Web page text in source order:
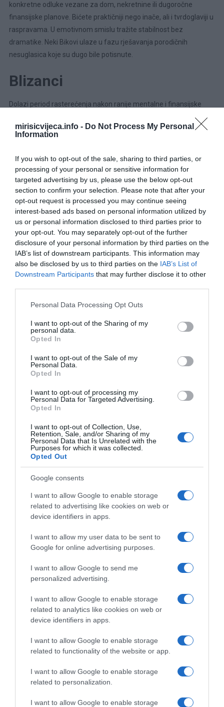
mirisicvijeca.info - Do Not Process My Personal
Information
If you wish to opt-out of the sale, sharing to third parties, or
processing of your personal or sensitive information for
targeted advertising by us, please use the below opt-out
section to confirm your selection. Please note that after your
opt-out request is processed you may continue seeing
interest-based ads based on personal information utilized by
us or personal information disclosed to third parties prior to
your opt-out. You may separately opt-out of the further
disclosure of your personal information by third parties on the
IAB’s list of downstream participants. This information may
also be disclosed by us to third parties on the IAB’s List of
Downstream Participants that may further disclose it to other
Please note that this website/app uses one or more Google
not limited to your visit or usage behaviour. You may click to
grant or deny consent to Google and its third-party tags to
use your data for below specified purposes in below Google
consent section.
Personal Data Processing Opt Outs
I want to opt-out of the Sharing of my
personal data.
Opted In
I want to opt-out of the Sale of my
Personal Data.
Opted In
I want to opt-out of processing my
Personal Data for Targeted Advertising.
Opted In
I want to opt-out of Collection, Use,
Retention, Sale, and/or Sharing of my
Personal Data that Is Unrelated with the
Purposes for which it was collected.
Opted Out
Google consents
I want to allow Google to enable storage
related to advertising like cookies on web or
device identifiers in apps.
I want to allow my user data to be sent to
Google for online advertising purposes.
I want to allow Google to send me
personalized advertising.
I want to allow Google to enable storage
related to analytics like cookies on web or
device identifiers in apps.
I want to allow Google to enable storage
related to functionality of the website or app.
I want to allow Google to enable storage
related to personalization.
I want to allow Google to enable storage
konkretne odluke vezane za dom, nekretnine ili dugoročne
finansijske planove. Bićete praktičniji nego inače, ali i tvrdoglaviji u
raspravama. U emotivnom smislu tražite stabilnost bez
dramatike. Neki Bikovi ulaze u fazu rješavanja porodičnih
nesuglasica koje su dugo bile potisnute.
Blizanci
Dolazi period rasterećenja nakon ranije mentalne i finansijske
počinju da daju rezultate. Mogući su novi izvori prihoda ili dodatni
komplikuju. Bićete društveno aktivniji i otvoreniji za nova
poznanstva.
Rak
Ovo je vaš centralni period godine. Fokus je na ličnim odlukama,
identitetu i emotivnim odnosima. Nakon 21. juna dolazi jači talas
energije i samopouzdanja. Ljubav i porodica su u prvom planu, uz
mogućnost važnih razgovora koji mijenjaju odnose. Neki Rakovi
započinju novu fazu života, bilo kroz preseljenje ili novu emotivnu
vezu.
Lav
Mars u vašem znaku pojačava ambiciju, fizičku energiju i potrebu
za dominacijom. Ovo je period kada ste u centru pažnje i kada se
otvaraju prilike za profesionalni iskorak. Moguć je i novčani
dobitak, kroz povišicu, bonus, novi posao ili neočekivani priliv
novca. U ljubavi ste strastveni, ali skloni tvrdoglavim reakcijama.
Ključ je u kontroli ega.
Djevica
Potreba za povlačenjem i analizom svega što se dešava postaje
izražena. Ovo je period unutrašnjeg čišćenja i reorganizacije
života. Poslovno se pripremate za veće promjene koje dolaze
kasnije. U emotivnim odnosima tražite sigurnost, ali ste manje
skloni otvaranju. Zdravlje i stres traže više pažnje nego inače.
Vaga
Društveni i profesionalni kontakti donose važne prilike. Moguće je
da preko prijatelja ili mreže kontakata dobijete šansu koja mijenja
pravac karijere. Ljubavni život postaje dinamičan, s mogućnošću
novih poznanstava ili tajnih simpatija. Bićete privlačni drugima, ali
Škorpija
Karijera dolazi u fokus i zahtijeva maksimalnu koncentraciju.
Povećana odgovornost može donijeti pritisak, ali i vidljive
rezultate. Moguć je novčani dobitak, kroz unapređenje, projekat ili
poslovni uspjeh koji se dugo gradio. U emotivnom smislu javlja se
kroz test izdržljivosti.